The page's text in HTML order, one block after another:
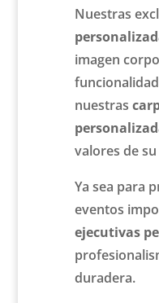
Nuestras
imagen
nuestras
valores de
Ya sea para
eventos
ejecutivas
duradera.